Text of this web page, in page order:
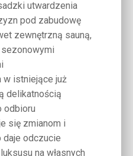
utwardzenia
pod zabudowę
zewnętrzną sauną,
w istniejące już
delikatnością
odbioru
się zmianom i
daje odczucie
na własnych